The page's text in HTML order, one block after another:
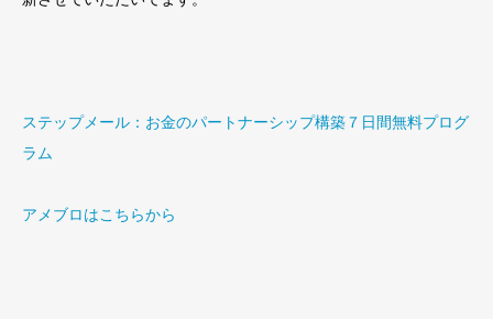
ステップメール：お金のパートナーシップ構築７日間無料プログ
ラム
アメブロはこちらから